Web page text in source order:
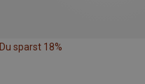
Du sparst 18%